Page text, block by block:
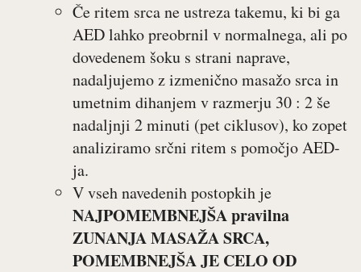
Če ritem srca ne ustreza takemu, ki bi ga
AED lahko preobrnil v normalnega, ali po
dovedenem šoku s strani naprave,
nadaljujemo z izmenično masažo srca in
umetnim dihanjem v razmerju 30 : 2 še
nadaljnji 2 minuti (pet ciklusov), ko zopet
analiziramo srčni ritem s pomočjo AED-
ja.
V vseh navedenih postopkih je
NAJPOMEMBNEJŠA pravilna
ZUNANJA MASAŽA SRCA,
POMEMBNEJŠA JE CELO OD